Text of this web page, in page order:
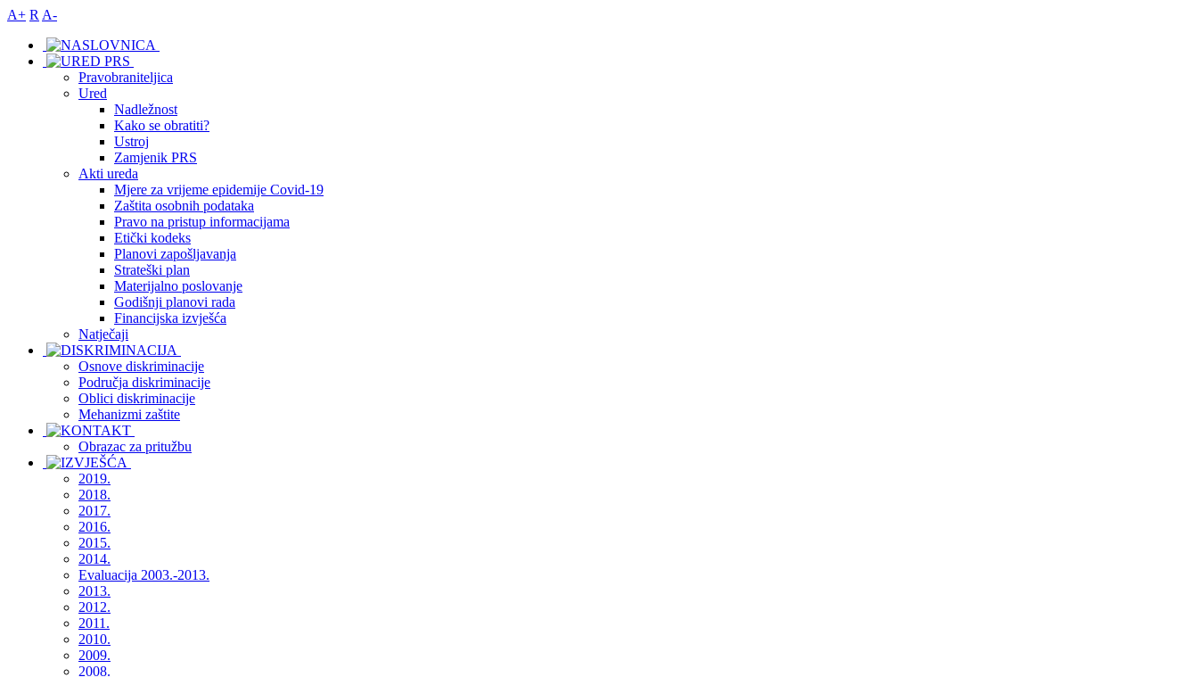
A+ R A-
Pravobraniteljica
Ured
Nadležnost
Kako se obratiti?
Ustroj
Zamjenik PRS
Akti ureda
Mjere za vrijeme epidemije Covid-19
Zaštita osobnih podataka
Pravo na pristup informacijama
Etički kodeks
Planovi zapošljavanja
Strateški plan
Materijalno poslovanje
Godišnji planovi rada
Financijska izvješća
Natječaji
Osnove diskriminacije
Područja diskriminacije
Oblici diskriminacije
Mehanizmi zaštite
Obrazac za pritužbu
2019.
2018.
2017.
2016.
2015.
2014.
Evaluacija 2003.-2013.
2013.
2012.
2011.
2010.
2009.
2008.